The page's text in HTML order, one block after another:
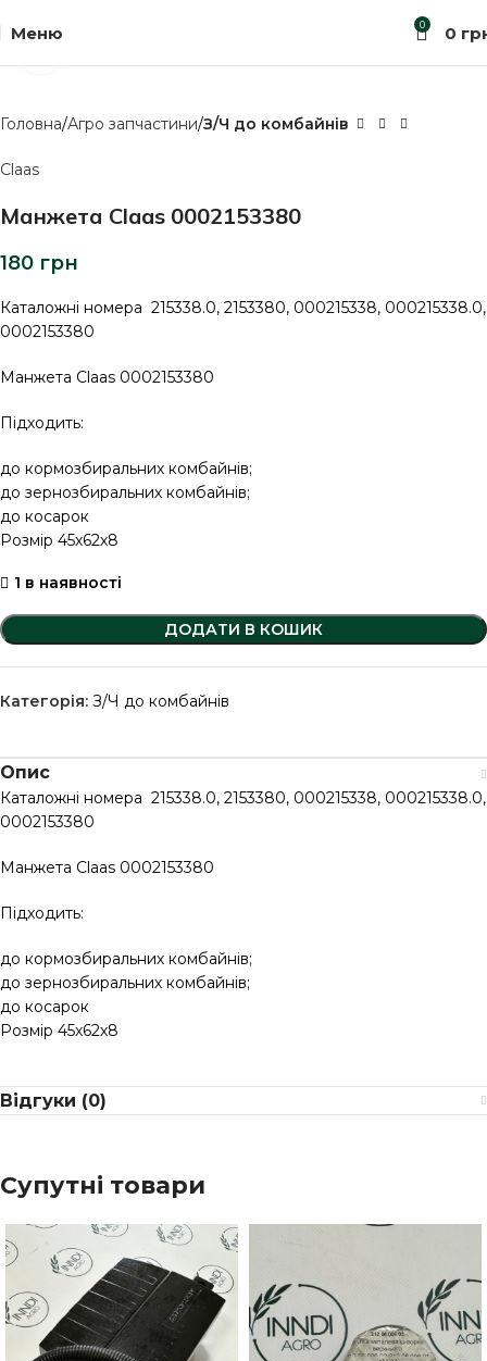
Меню 0 0
Головна Агро запчастини З/Ч до комбайнів
Claas
Манжета Claas 0002153380
180 грн
Каталожні номера 215338.0, 2153380, 000215338, 000215338.0,
0002153380
Манжета Claas 0002153380
Підходить:
до кормозбиральних комбайнів;
до зернозбиральних комбайнів;
до косарок
Розмір 45х62х8
1 в наявності
ДОДАТИ В КОШИК
Категорія: З/Ч до комбайнів
Опис
Каталожні номера 215338.0, 2153380, 000215338, 000215338.0,
0002153380
Манжета Claas 0002153380
Підходить:
до кормозбиральних комбайнів;
до зернозбиральних комбайнів;
до косарок
Розмір 45х62х8
Відгуки (0)
Супутні товари